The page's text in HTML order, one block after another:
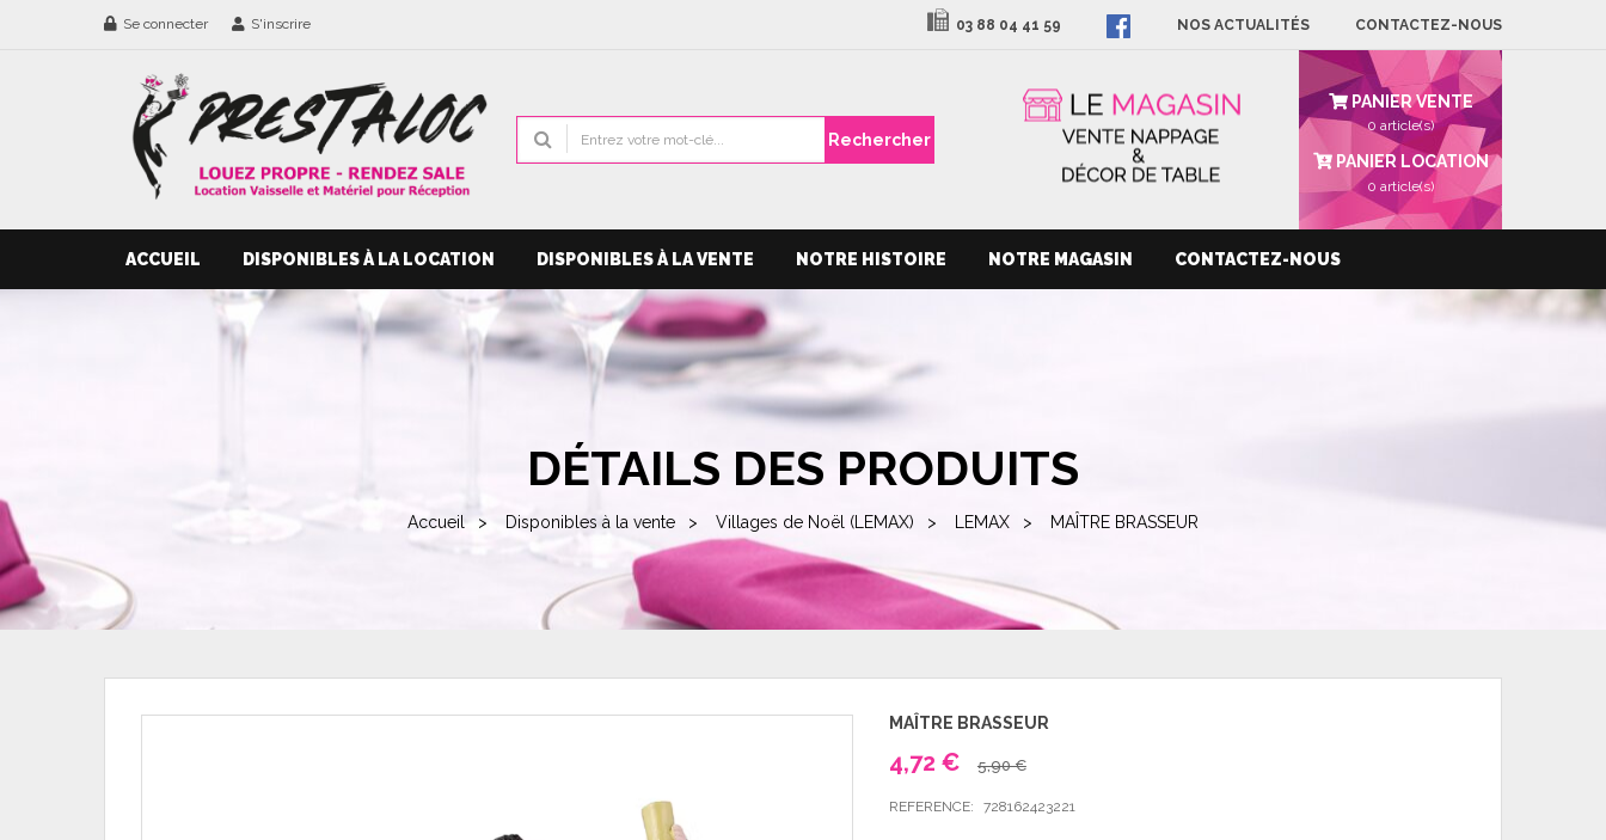
Se connecter S'inscrire 03 88 04 41 59 NOS ACTUALITÉS CONTACTEZ-NOUS
Rechercher
PANIER VENTE
0 article(s)
PANIER LOCATION
0 article(s)
ACCUEIL DISPONIBLES À LA LOCATION DISPONIBLES À LA VENTE NOTRE HISTOIRE NOTRE MAGASIN CONTACTEZ-NOUS
DÉTAILS DES PRODUITS
Accueil Disponibles à la vente Villages de Noël (LEMAX) LEMAX MAÎTRE BRASSEUR
MAÎTRE BRASSEUR
4,72 € 5,90 €
REFERENCE: 728162423221